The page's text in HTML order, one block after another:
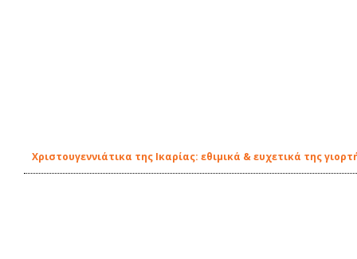
Χριστουγεννιάτικα της Ικαρίας: εθιμικά & ευχετικά της